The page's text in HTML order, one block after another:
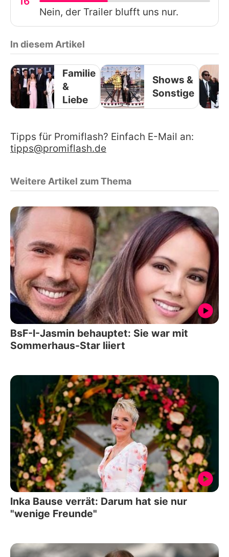
Nein, der Trailer blufft uns nur.
In diesem Artikel
Familie
&
Liebe
Shows &
Sonstige
Tipps für Promiflash? Einfach E-Mail an:
tipps@promiflash.de
Weitere Artikel zum Thema
BsF-I-Jasmin behauptet: Sie war mit
Sommerhaus-Star liiert
Inka Bause verrät: Darum hat sie nur
"wenige Freunde"